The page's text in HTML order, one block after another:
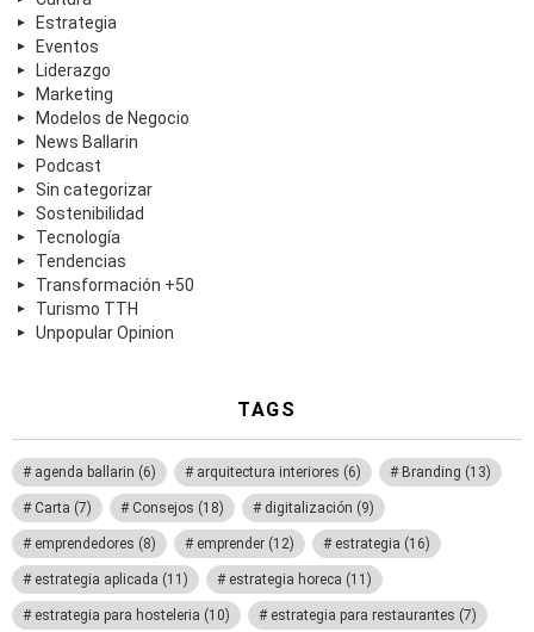
Estrategia
Eventos
Liderazgo
Marketing
Modelos de Negocio
News Ballarin
Podcast
Sin categorizar
Sostenibilidad
Tecnología
Tendencias
Transformación +50
Turismo TTH
Unpopular Opinion
TAGS
agenda ballarin (6) arquitectura interiores (6) Branding (13)
Carta (7) Consejos (18) digitalización (9)
emprendedores (8) emprender (12) estrategia (16)
estrategia aplicada (11) estrategia horeca (11)
estrategia para hosteleria (10) estrategia para restaurantes (7)